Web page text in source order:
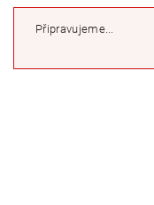
Připravujeme...